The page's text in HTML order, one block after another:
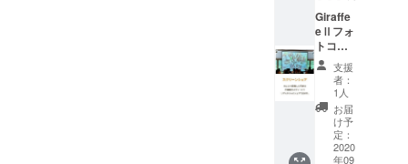
す。
Giraffe
eⅡフォ
トコン
テスト
タイプ
（写真
投稿機
能＋
フォト
コンテ
支援
者：
1人
お届
け予
定：
2020
年09